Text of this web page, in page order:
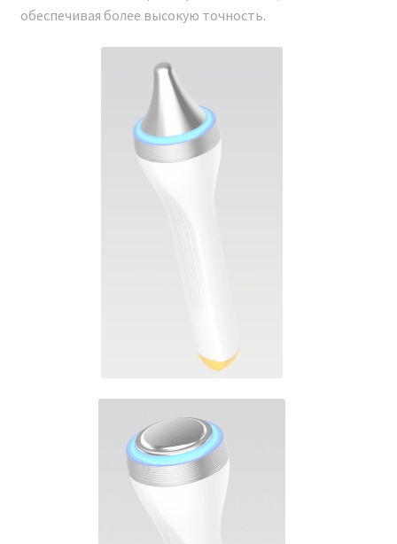
При покупке аппарата Косметологический комбайн
документы в двух форматах: электронную копию и
оригиналы в бумажном виде (по запросу). Кроме
того, часть сопроводительных документов будет
доступна для скачивания. Список документов:
Договор поставки и гарантийного
технического обслуживания
обеспечивая более высокую точность.